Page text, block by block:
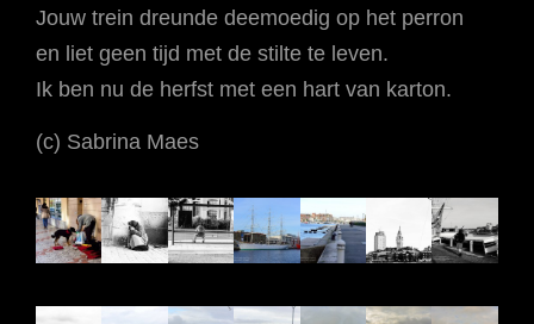
Jouw trein dreunde deemoedig op het perron
en liet geen tijd met de stilte te leven.
Ik ben nu de herfst met een hart van karton.
(c) Sabrina Maes